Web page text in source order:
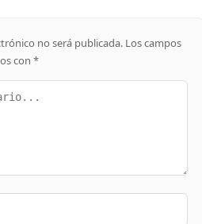
no será publicada. Los campos
con *